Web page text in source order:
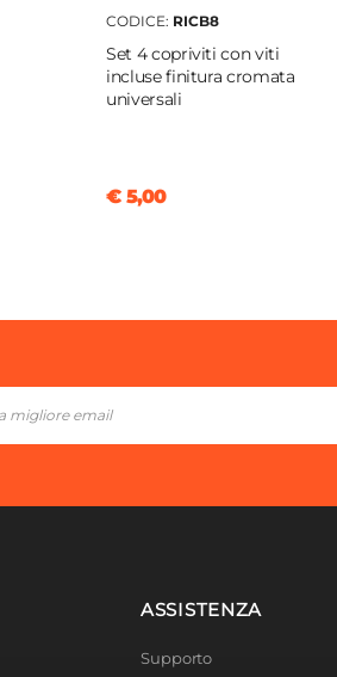
CODICE: RICB8
Set 4 copriviti con viti
incluse finitura cromata
universali
€ 5,00
ASSISTENZA
Supporto